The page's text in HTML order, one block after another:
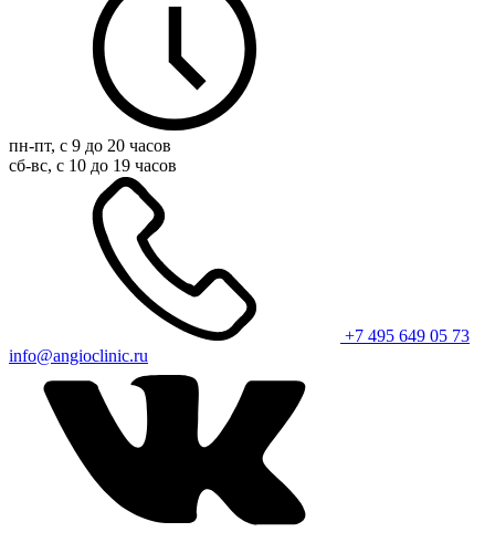
пн-пт, с 9 до 20 часов
сб-вс, с 10 до 19 часов
+7 495 649 05 73
info@angioclinic.ru